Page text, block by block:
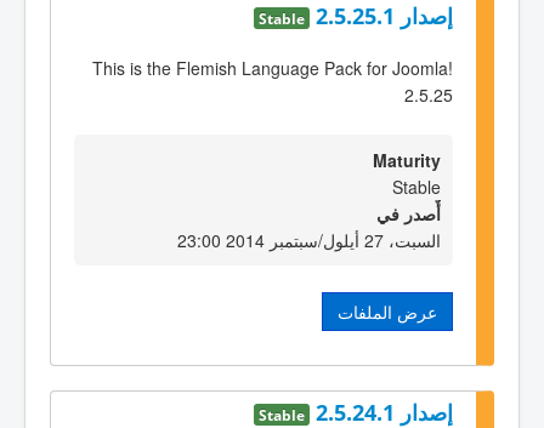
إصدار 2.5.25.1 Stable
This is the Flemish Language Pack for Joomla!
2.5.25
Maturity
Stable
أٌصدر في
السبت، 27 أيلول/سبتمبر 2014 23:00
عرض الملفات
إصدار 2.5.24.1 Stable